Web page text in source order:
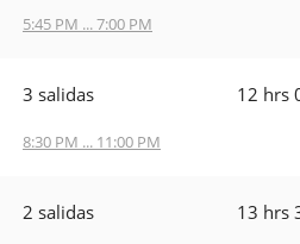
5:45 PM ... 7:00 PM
3 salidas
8:30 PM ... 11:00 PM
12 hrs
2 salidas 13 hrs